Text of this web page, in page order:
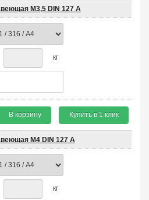
М3,5 DIN 127 A
кг
В корзину Купить в 1 клик
М4 DIN 127 A
кг